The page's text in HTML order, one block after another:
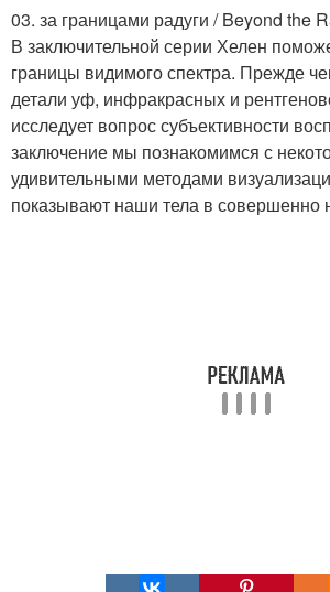
03. за границами радуги / Beyond the
В заключительной серии Хелен
границы видимого спектра. Прежде
детали уф, инфракрасных и
исследует вопрос субъективности
заключение мы познакомимся с
удивительными методами
показывают наши тела в совершенно